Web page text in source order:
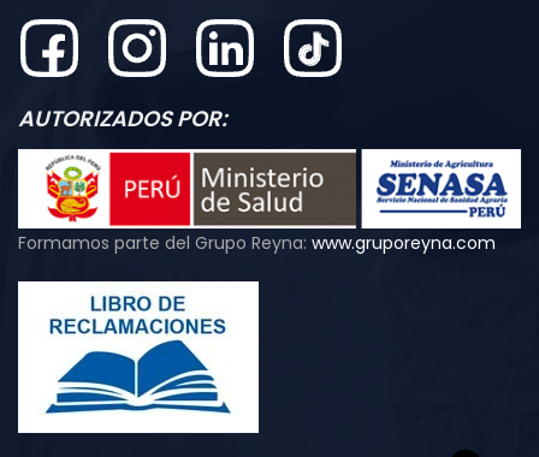
AUTORIZADOS POR:
Formamos parte del Grupo Reyna: www.gruporeyna.com